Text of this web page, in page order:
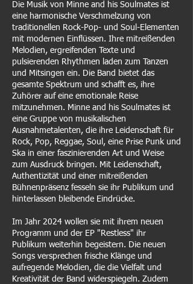
Die Musik von Minne and his Soulmates ist
eine harmonische Verschmelzung von
traditionellen Rock-Pop- und Soul-Elementen
mit modernen Einflüssen. Ihre mitreißenden
Melodien, ergreifenden Texte und
pulsierenden Rhythmen laden zum Tanzen
und Mitsingen ein. Die Band bietet das
gesamte Spektrum und schafft es, ihre
Zuhörer auf eine emotionale Reise
mitzunehmen. Minne and his Soulmates ist
eine Gruppe von musikalischen
Ausnahmetalenten, die ihre Leidenschaft für
Rock, Pop, Reggae, Soul, eine Prise Punk und
Ska in einer faszinierenden Art und Weise
zum Ausdruck bringen. Mit Leidenschaft,
Authentizität und einer mitreißenden
Bühnenpräsenz fesseln sie ihr Publikum und
hinterlassen bleibende Eindrücke.
Im Jahr 2024 wollen sie mit ihrem neuen
Programm und der EP "Restless" ihr
Publikum weiterhin begeistern. Die neuen
Songs versprechen frische Klänge und
aufregende Melodien, die die Vielfalt und
Kreativität der Band widerspiegeln. Zudem